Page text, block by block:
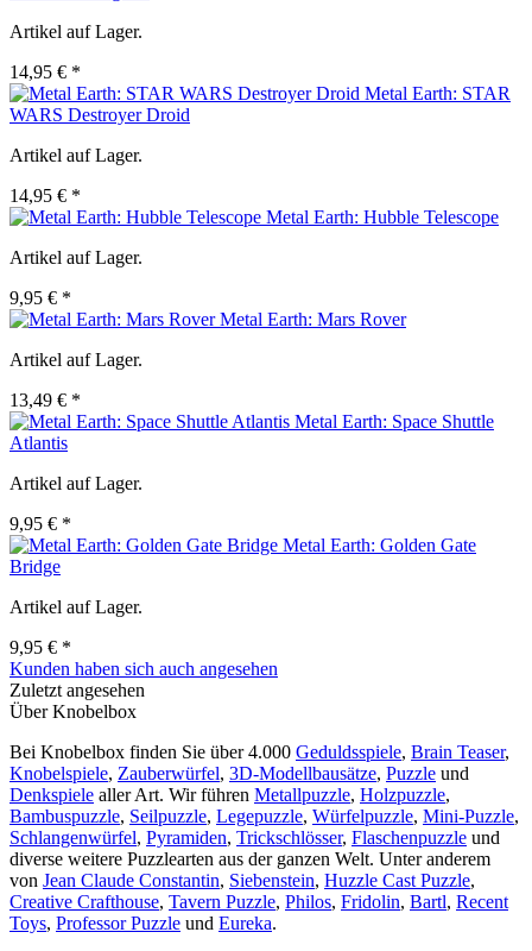
Artikel auf Lager.
14,95 € *
Metal Earth: STAR
WARS Destroyer Droid
Artikel auf Lager.
14,95 € *
Metal Earth: Hubble Telescope
Artikel auf Lager.
9,95 € *
Metal Earth: Mars Rover
Artikel auf Lager.
13,49 € *
Metal Earth: Space Shuttle
Atlantis
Artikel auf Lager.
9,95 € *
Metal Earth: Golden Gate
Bridge
Artikel auf Lager.
9,95 € *
Kunden haben sich auch angesehen
Zuletzt angesehen
Über Knobelbox
Bei Knobelbox finden Sie über 4.000 Geduldsspiele, Brain Teaser,
Knobelspiele, Zauberwürfel, 3D-Modellbausätze, Puzzle und
Denkspiele aller Art. Wir führen Metallpuzzle, Holzpuzzle,
Bambuspuzzle, Seilpuzzle, Legepuzzle, Würfelpuzzle, Mini-Puzzle,
Schlangenwürfel, Pyramiden, Trickschlösser, Flaschenpuzzle und
diverse weitere Puzzlearten aus der ganzen Welt. Unter anderem
von Jean Claude Constantin, Siebenstein, Huzzle Cast Puzzle,
Creative Crafthouse, Tavern Puzzle, Philos, Fridolin, Bartl, Recent
Toys, Professor Puzzle und Eureka.